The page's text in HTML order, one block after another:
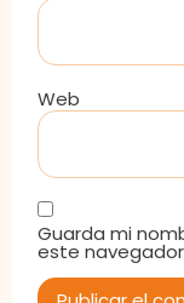
Web
Guarda mi
este